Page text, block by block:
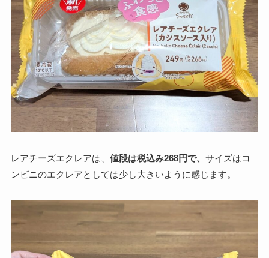
レアチーズエクレアは、 値段は税込み268円で、 サイズはコ
ンビニのエクレアとしては少し大きいように感じます。